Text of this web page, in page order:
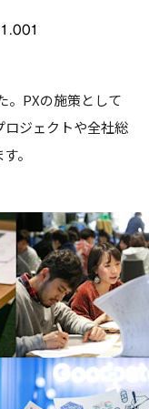
。PXの施策として
ジェクトや全社総
。